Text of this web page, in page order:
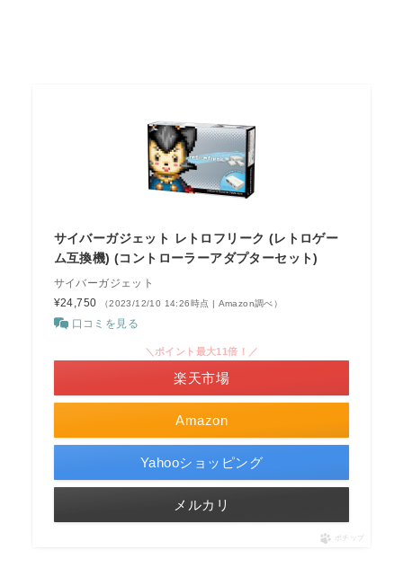
サイバーガジェット レトロフリーク (レトロゲー
ム互換機) (コントローラーアダプターセット)
サイバーガジェット
¥24,750
（2023/12/10 14:26時点 | Amazon調べ）
口コミを見る
Amazon
＼ポイント最大11倍！／
楽天市場
Yahooショッピング
メルカリ
ポチップ